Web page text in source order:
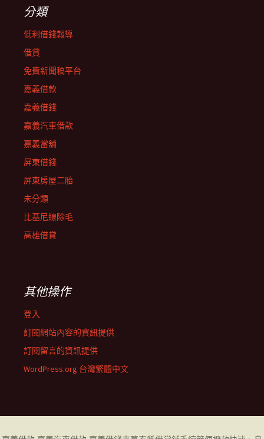
分類
低利借錢報導
借貸
免費新聞稿平台
嘉義借款
嘉義借錢
嘉義汽車借款
嘉義當舖
屏東借錢
屏東房屋二胎
未分類
比基尼線除毛
高雄借貸
其他操作
登入
訂閱網站內容的資訊提供
訂閱留言的資訊提供
WordPress.org 台灣繁體中文